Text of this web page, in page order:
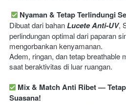
Nyaman & Tetap Terlindungi
Dibuat dari bahan Lucete Anti-UV,
perlindungan optimal dari paparan
mengorbankan kenyamanan.
Adem, ringan, dan tetap breathable
saat beraktivitas di luar ruangan.
Mix & Match Anti Ribet —
Suasana!